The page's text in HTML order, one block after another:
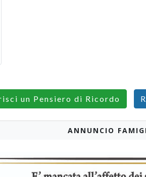
un Pensiero di Ricordo
ANNUNCIO